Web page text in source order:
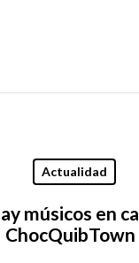
Actualidad
músicos en
ChocQuibTown